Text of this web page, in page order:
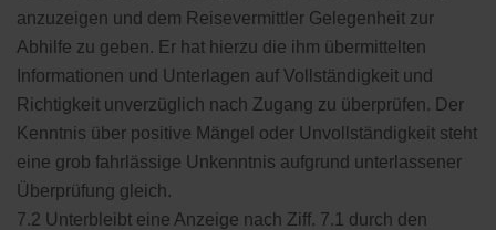
anzuzeigen und dem Reisevermittler Gelegenheit zur
Abhilfe zu geben. Er hat hierzu die ihm übermittelten
Informationen und Unterlagen auf Vollständigkeit und
Richtigkeit unverzüglich nach Zugang zu überprüfen. Der
Kenntnis über positive Mängel oder Unvollständigkeit steht
eine grob fahrlässige Unkenntnis aufgrund unterlassener
Überprüfung gleich.
7.2 Unterbleibt eine Anzeige nach Ziff. 7.1 durch den